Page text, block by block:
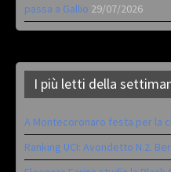
passa a Gallio 29/07/2026
I più letti della
A Montecoronaro festa per la
Ranking UCI: Avondetto N.2.